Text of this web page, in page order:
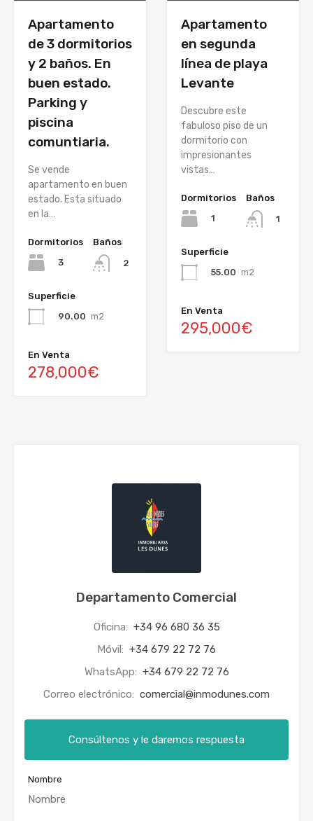
Apartamento
de 3 dormitorios
y 2 baños. En
buen estado.
Parking y
piscina
comuntiaria.
Se vende
apartamento en buen
estado. Esta situado
en la…
Dormitorios
3
Baños
2
Superficie
90.00 m2
En Venta
278,000€
Apartamento
en segunda
línea de playa
Levante
Descubre este
fabuloso piso de un
dormitorio con
impresionantes
vistas…
Dormitorios
1
Baños
1
Superficie
55.00 m2
En Venta
295,000€
Departamento Comercial
Oficina: +34 96 680 36 35
Móvil: +34 679 22 72 76
WhatsApp: +34 679 22 72 76
Correo electrónico: comercial@inmodunes.com
Consúltenos y le daremos respuesta
Nombre